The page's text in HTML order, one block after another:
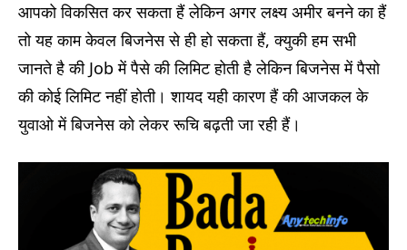
आपको विकसित कर सकता हैं लेकिन अगर लक्ष्य अमीर बनने का हैं
तो यह काम केवल बिजनेस से ही हो सकता हैं, क्युकी हम सभी
जानते है की Job में पैसे की लिमिट होती है लेकिन बिजनेस में पैसो
की कोई लिमिट नहीं होती। शायद यही कारण हैं की आजकल के
युवाओ में बिजनेस को लेकर रूचि बढ़ती जा रही हैं।